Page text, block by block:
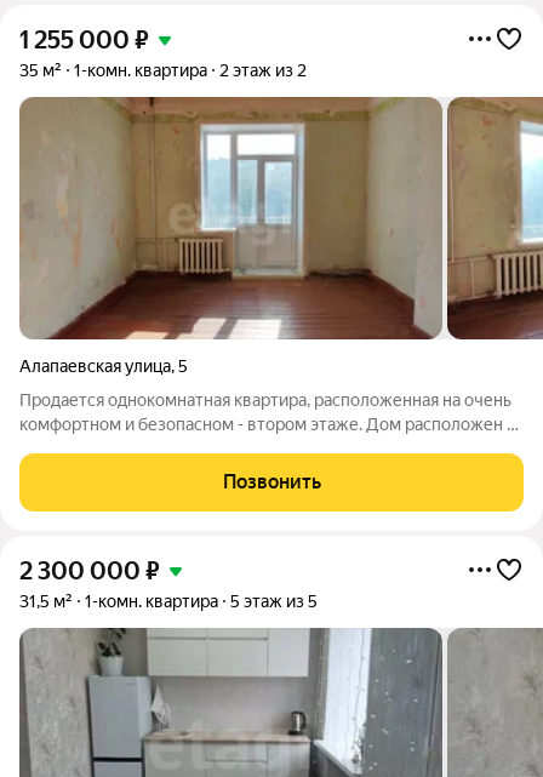
1 255 000 ₽
35 м² 1-комн. квартира 2 этаж из 2
Алапаевская улица,5
Продается однокомнатная квартира, расположенная на очень
комфортном и безопасном - втором этаже. Дом расположен в
основу для создания
Позвонить
2 300 000 ₽
31,5 м² 1-комн. квартира 5 этаж из 5